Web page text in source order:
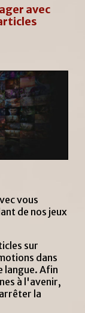
avec
vous
de nos jeux
sur
dans
langue. Afin
à l'avenir,
la